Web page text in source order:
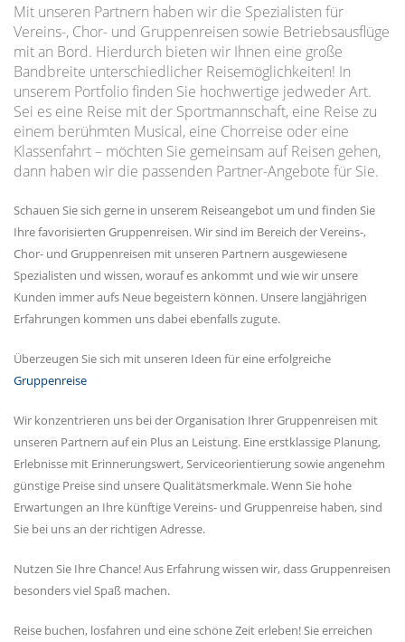
Mit unseren Partnern haben wir die Spezialisten für
Vereins-, Chor- und Gruppenreisen sowie Betriebsausflüge
mit an Bord. Hierdurch bieten wir Ihnen eine große
Bandbreite unterschiedlicher Reisemöglichkeiten! In
unserem Portfolio finden Sie hochwertige jedweder Art.
Sei es eine Reise mit der Sportmannschaft, eine Reise zu
einem berühmten Musical, eine Chorreise oder eine
Klassenfahrt – möchten Sie gemeinsam auf Reisen gehen,
dann haben wir die passenden Partner-Angebote für Sie.
Schauen Sie sich gerne in unserem Reiseangebot um und finden Sie
Ihre favorisierten Gruppenreisen. Wir sind im Bereich der Vereins-,
Chor- und Gruppenreisen mit unseren Partnern ausgewiesene
Spezialisten und wissen, worauf es ankommt und wie wir unsere
Kunden immer aufs Neue begeistern können. Unsere langjährigen
Erfahrungen kommen uns dabei ebenfalls zugute.
Überzeugen Sie sich mit unseren Ideen für eine erfolgreiche
Gruppenreise
Wir konzentrieren uns bei der Organisation Ihrer Gruppenreisen mit
unseren Partnern auf ein Plus an Leistung. Eine erstklassige Planung,
Erlebnisse mit Erinnerungswert, Serviceorientierung sowie angenehm
günstige Preise sind unsere Qualitätsmerkmale. Wenn Sie hohe
Erwartungen an Ihre künftige Vereins- und Gruppenreise haben, sind
Sie bei uns an der richtigen Adresse.
Nutzen Sie Ihre Chance! Aus Erfahrung wissen wir, dass Gruppenreisen
besonders viel Spaß machen.
Reise buchen, losfahren und eine schöne Zeit erleben! Sie erreichen